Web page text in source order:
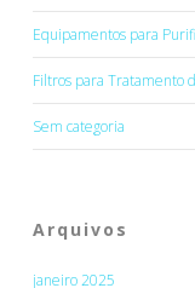
Equipamentos para
Filtros para Tratamento
Sem categoria
Arquivos
janeiro 2025